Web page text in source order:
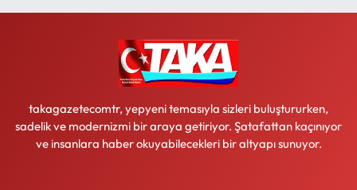
takagazetecomtr, yepyeni temasıyla sizleri buluştururken,
sadelik ve modernizmi bir araya getiriyor. Şatafattan kaçınıyor
ve insanlara haber okuyabilecekleri bir altyapı sunuyor.